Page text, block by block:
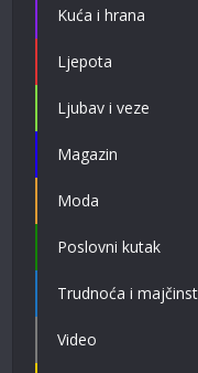
Kuća i hrana
Ljepota
Ljubav i veze
Magazin
Moda
Poslovni kutak
Trudnoća i
Video